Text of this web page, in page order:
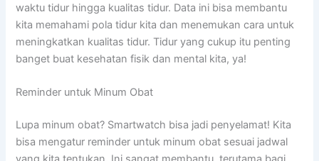
waktu tidur hingga kualitas tidur. Data ini bisa membantu
kita memahami pola tidur kita dan menemukan cara untuk
meningkatkan kualitas tidur. Tidur yang cukup itu penting
banget buat kesehatan fisik dan mental kita, ya!
Reminder untuk Minum Obat
Lupa minum obat? Smartwatch bisa jadi penyelamat! Kita
bisa mengatur reminder untuk minum obat sesuai jadwal